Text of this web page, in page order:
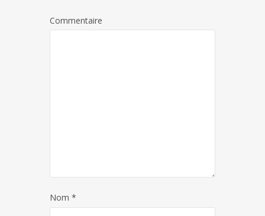
Commentaire
Nom *